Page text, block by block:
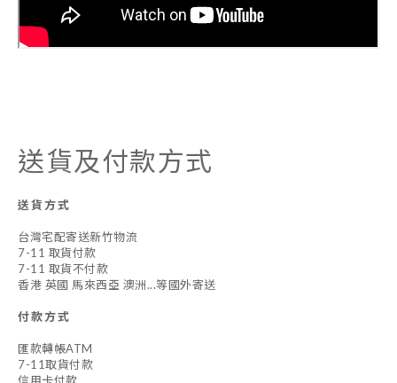
送貨及付款方式
送貨方式
台灣宅配寄送新竹物流
7-11 取貨付款
7-11 取貨不付款
香港 英國 馬來西亞 澳洲...等國外寄送
付款方式
匯款轉帳ATM
7-11取貨付款